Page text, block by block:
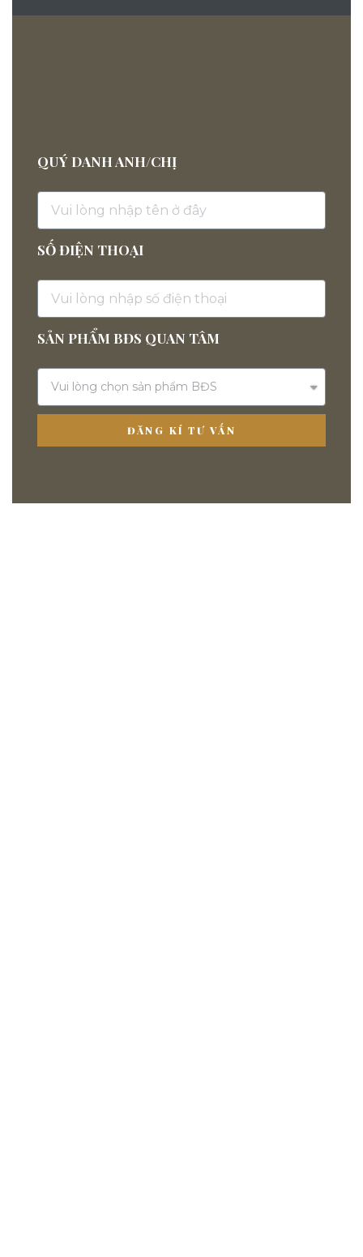
QUÝ DANH ANH/CHỊ
SỐ ĐIỆN THOẠI
SẢN PHẨM BĐS QUAN TÂM
ĐĂNG KÍ TƯ VẤN